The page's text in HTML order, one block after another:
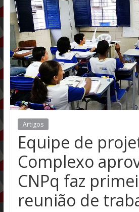
Artigos
Equipe de
Complexo
CNPq faz
reunião de